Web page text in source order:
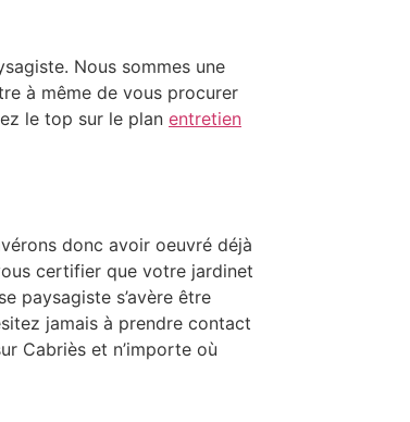
Nous sommes une
à même de vous procurer
le top sur le plan entretien
donc avoir oeuvré déjà
certifier que votre jardinet
paysagiste s’avère être
jamais à prendre contact
Cabriès et n’importe où